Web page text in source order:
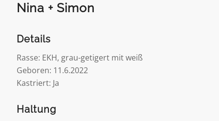
Nina + Simon
Details
Rasse: EKH, grau-getigert mit weiß
Geboren: 11.6.2022
Kastriert: Ja
Haltung